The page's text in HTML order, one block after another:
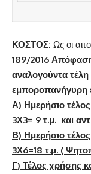
ΚΟΣΤΟΣ: Ως οι
189/2016
αναλογούντα τέλη
εμποροπανήγυρη
Α) Ημερήσιο
3Χ3= 9 τ.μ. και
Β) Ημερήσιο
3Χ6=18 τ.μ. (
Γ) Τέλος χρήσης